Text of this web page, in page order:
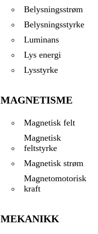
Belysningsstrøm
Belysningsstyrke
Luminans
Lys energi
Lysstyrke
MAGNETISME
Magnetisk felt
Magnetisk
feltstyrke
Magnetisk strøm
Magnetomotorisk
kraft
MEKANIKK